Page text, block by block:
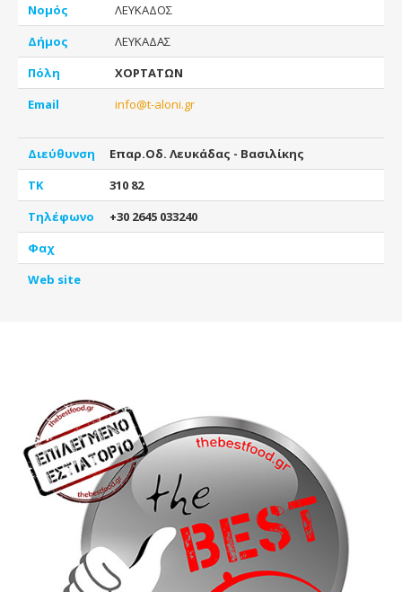
Νομός
ΛΕΥΚΑΔΟΣ
Δήμος
ΛΕΥΚΑΔΑΣ
Πόλη
ΧΟΡΤΑΤΩΝ
Email
info@t-aloni.gr
Διεύθυνση
Επαρ.Οδ. Λευκάδας - Βασιλίκης
ΤΚ
310 82
Τηλέφωνο
+30 2645 033240
Φαχ
Web site